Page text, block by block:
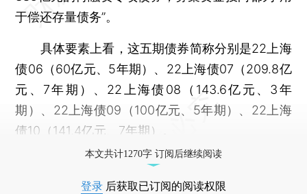
于偿还存量债务”。
具体要素上看，这五期债券简称分别是22上海
债06（60亿元、5年期）、22上海债07（209.8亿
元、7年期）、22上海债08（143.6亿元、3年
期）、22上海债09（100亿元、5年期）、22上海
债10（141.4亿元、7年期）。
本文共计1270字 订阅后继续阅读
登录 后获取已订阅的阅读权限